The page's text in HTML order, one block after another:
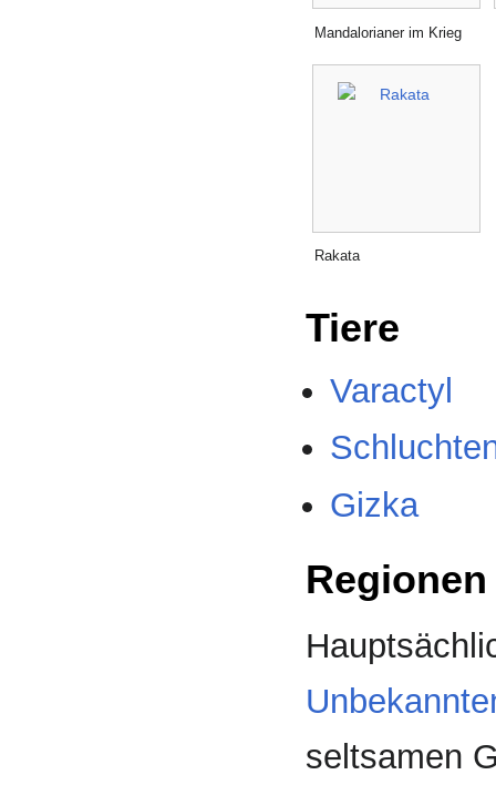
Mandalorianer im Krieg
Rakata
Tiere
Varactyl
Gizka
seltsamen